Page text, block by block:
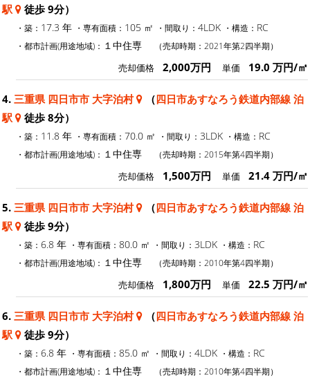
駅
徒歩 9分）
・築： 17.3 年 ・専有面積： 105 ㎡ ・間取り： 4LDK ・構造： RC
・都市計画(用途地域)： １中住専 （売却時期：2021年第2四半期）
売却価格 2,000万円 単価 19.0 万円/㎡
4. 三重県 四日市市 大字泊村 （四日市あすなろう鉄道内部線 泊
駅
徒歩 8分）
・築： 11.8 年 ・専有面積： 70.0 ㎡ ・間取り： 3LDK ・構造： RC
・都市計画(用途地域)： １中住専 （売却時期：2015年第4四半期）
売却価格 1,500万円 単価 21.4 万円/㎡
5. 三重県 四日市市 大字泊村 （四日市あすなろう鉄道内部線 泊
駅
徒歩 9分）
・築： 6.8 年 ・専有面積： 80.0 ㎡ ・間取り： 3LDK ・構造： RC
・都市計画(用途地域)： １中住専 （売却時期：2010年第4四半期）
売却価格 1,800万円 単価 22.5 万円/㎡
6. 三重県 四日市市 大字泊村 （四日市あすなろう鉄道内部線 泊
駅
徒歩 9分）
・築： 6.8 年 ・専有面積： 85.0 ㎡ ・間取り： 4LDK ・構造： RC
・都市計画(用途地域)： １中住専 （売却時期：2010年第4四半期）